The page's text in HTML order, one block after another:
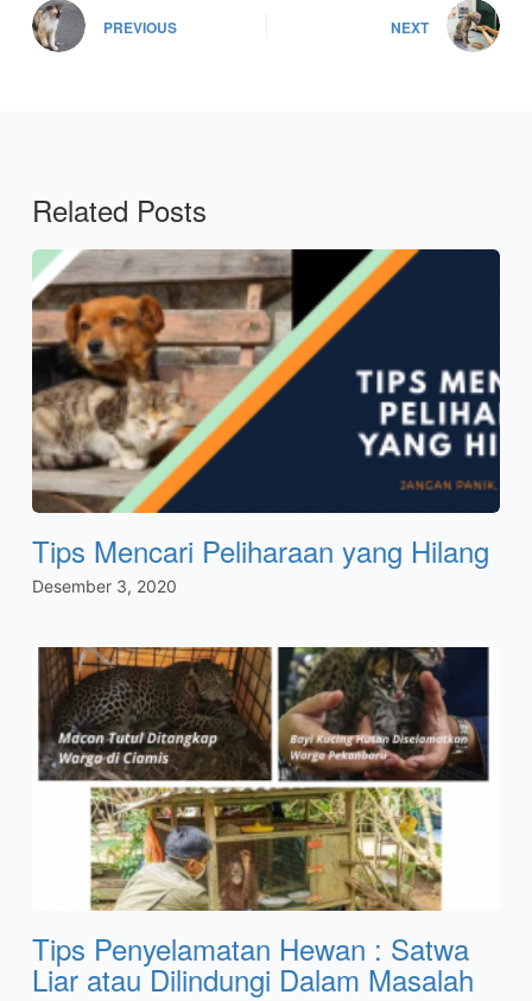
PREVIOUS NEXT
Related Posts
Tips Mencari Peliharaan yang Hilang
Desember 3, 2020
Tips Penyelamatan Hewan : Satwa
Liar atau Dilindungi Dalam Masalah